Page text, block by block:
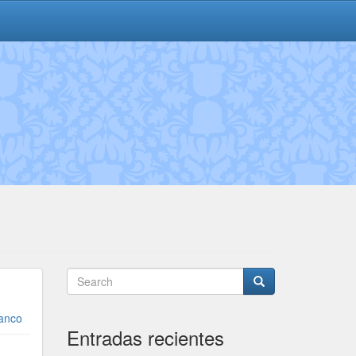
Entradas recientes